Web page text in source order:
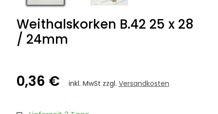
Weithalskorken B.42 25 x 28
/ 24mm
0,36 € inkl. MwSt zzgl. Versandkosten